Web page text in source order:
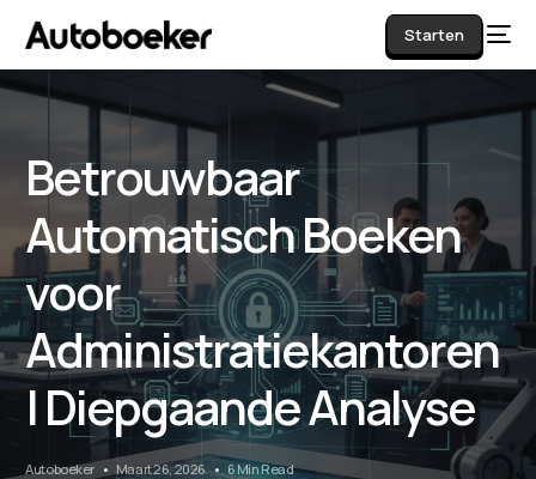
Starten
Betrouwbaar
Automatisch Boeken
voor
Administratiekantoren
| Diepgaande Analyse
Autoboeker Maart 26, 2026 6 Min Read